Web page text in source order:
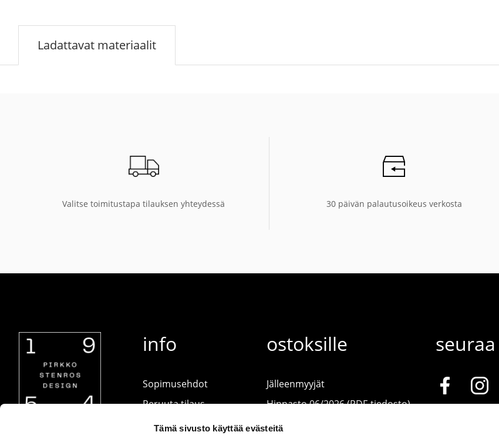
Tämä sivusto käyttää evästeitä
Ladattavat materiaalit
Valitse toimitustapa tilauksen yhteydessä 30 päivän palautusoikeus verkosta
info
Sopimusehdot
Peruuta tilaus
Ota yhteyttä
ostoksille
Jälleenmyyjät
Hinnasto 06/2026 (PDF-tiedosto)